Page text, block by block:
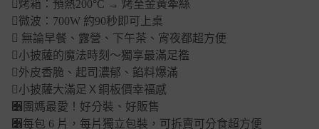
烤箱：預熱200°C → 烤至金黃牽絲
微波：700W 約90秒即可上桌
 無論早餐、露營、下午茶、宵夜都超方便
小披薩的魔法時刻～獨享最滿足襤
外皮香脆、起司濃郁、餡料爆滿
小披薩大滿足Ｘ銅板價幸福感
﫶團媽最愛！好分裝、好販售
﫶每包 6 片，每片獨立包裝，可拆賣可分食超方便